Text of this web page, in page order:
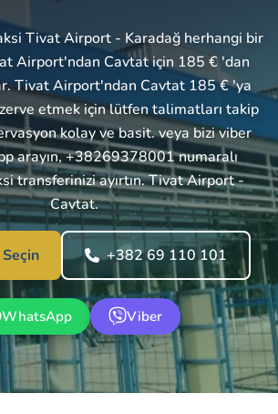
Tivat Airport - Karadağ herhangi bir
Airport'ndan Cavtat için 185 € 'dan
Tivat Airport'ndan Cavtat 185 € 'ya
etmek için lütfen talimatları takip
kolay ve basit. veya bizi viber
arayın, +38269378001 numaralı
transferinizi ayırtın. Tivat Airport -
Cavtat.
Seçin +382 69 110 101
WhatsApp Viber